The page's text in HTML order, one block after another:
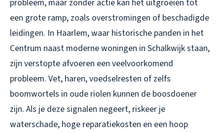
probleem, maar zonder actie kan het uitgroeien tot
een grote ramp, zoals overstromingen of beschadigde
leidingen. In Haarlem, waar historische panden in het
Centrum naast moderne woningen in Schalkwijk staan,
zijn verstopte afvoeren een veelvoorkomend
probleem. Vet, haren, voedselresten of zelfs
boomwortels in oude riolen kunnen de boosdoener
zijn. Als je deze signalen negeert, riskeer je
waterschade, hoge reparatiekosten en een hoop